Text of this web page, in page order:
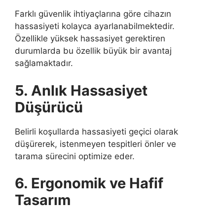
Farklı güvenlik ihtiyaçlarına göre cihazın
hassasiyeti kolayca ayarlanabilmektedir.
Özellikle yüksek hassasiyet gerektiren
durumlarda bu özellik büyük bir avantaj
sağlamaktadır.
5. Anlık Hassasiyet
Düşürücü
Belirli koşullarda hassasiyeti geçici olarak
düşürerek, istenmeyen tespitleri önler ve
tarama sürecini optimize eder.
6. Ergonomik ve Hafif
Tasarım